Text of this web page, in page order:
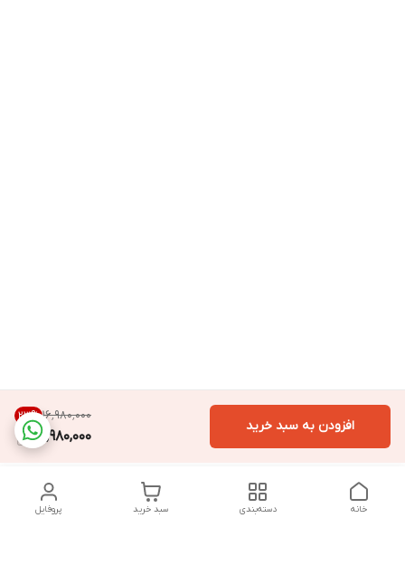
۱۶٬۹۸۰٬۰۰۰ 23%
12,980,000
افزودن به سبد خرید
پروفایل سبد خرید دسته‌بندی خانه